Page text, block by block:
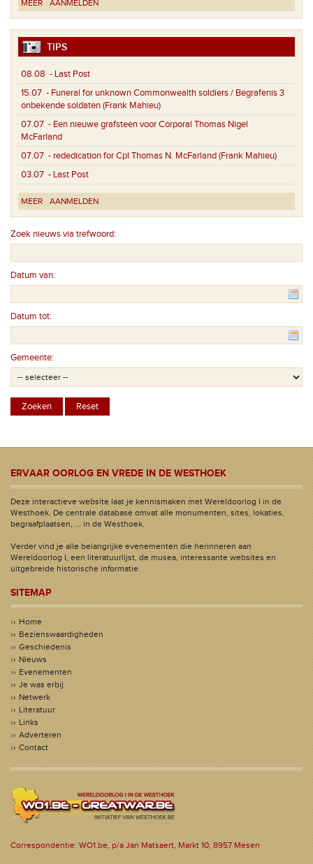
MEER AANMELDEN
TIPS
08.08 - Last Post
15.07 - Funeral for unknown Commonwealth soldiers / Begrafenis 3
onbekende soldaten (Frank Mahieu)
07.07 - Een nieuwe grafsteen voor Corporal Thomas Nigel
McFarland
07.07 - rededication for Cpl Thomas N. McFarland (Frank Mahieu)
03.07 - Last Post
MEER AANMELDEN
Zoek nieuws via trefwoord:
Datum van:
Datum tot:
Gemeente:
ERVAAR OORLOG EN VREDE IN DE WESTHOEK
Deze interactieve website laat je kennismaken met Wereldoorlog I in de
Westhoek. De centrale database omvat alle monumenten, sites, lokaties,
begraafplaatsen, ... in de Westhoek.
Verder vind je alle belangrijke evenementen die herinneren aan
Wereldoorlog I, een literatuurlijst, de musea, interessante websites en
uitgebreide historische informatie.
SITEMAP
Home
Bezienswaardigheden
Geschiedenis
Nieuws
Evenementen
Je was erbij
Netwerk
Literatuur
Links
Adverteren
Contact
Correspondentie: WO1.be, p/a Jan Matsaert, Markt 10, 8957 Mesen